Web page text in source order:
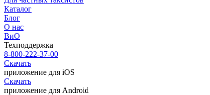
Каталог
Блог
О нас
ВиО
Техподдержка
8-800-222-37-00
Скачать
приложение для iOS
Скачать
приложение для Android